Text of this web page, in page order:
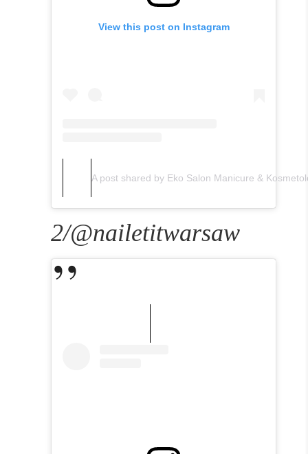
View this post on Instagram
A post shared by Eko Salon Manicure &
2/@nailetitwarsaw